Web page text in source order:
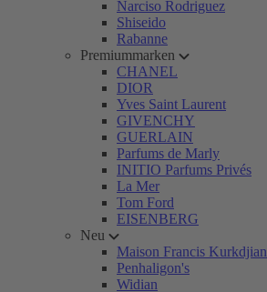
Narciso Rodriguez
Shiseido
Rabanne
Premiummarken
CHANEL
DIOR
Yves Saint Laurent
GIVENCHY
GUERLAIN
Parfums de Marly
INITIO Parfums Privés
La Mer
Tom Ford
EISENBERG
Neu
Maison Francis Kurkdjian
Penhaligon's
Widian